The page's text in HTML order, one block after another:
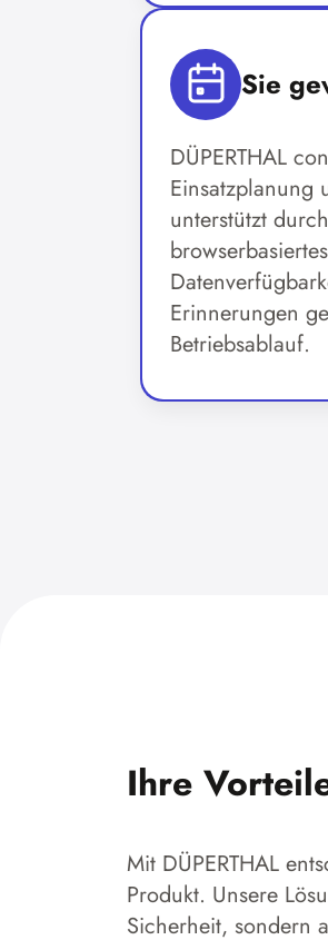
Sie
DÜPERTHAL
Einsatzplanung
unterstützt
Erinnerungen
Betriebsablauf.
Ihre
Mit DÜPERTHAL
Produkt. Unsere
Sicherheit, sondern